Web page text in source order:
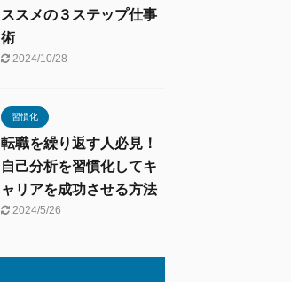
ススメの３ステップ仕事
術
2024/10/28
習慣化
転職を繰り返す人必見！
自己分析を習慣化してキ
ャリアを成功させる方法
2024/5/26